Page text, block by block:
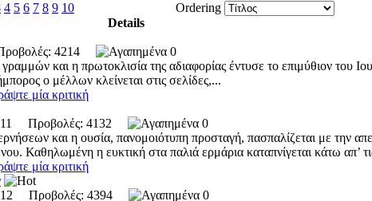
4 5 6 7 8 9 10
Ordering
Details
4214
0
και η πρωτοκλισία της αδιαφορίας έντυσε το επιμύθιον του
ο μέλλων κλείνεται στις σελίδες,...
μία κριτική
Προβολές: 4132
0
και η ουσία, πανομοιότυπη προσταγή, πα­σπαλίζεται με την
Καθηλωμένη η ευκτική στα παλιά ερμάρια καταπνίγεται κάτω απ’
μία κριτική
Προβολές: 4394
0